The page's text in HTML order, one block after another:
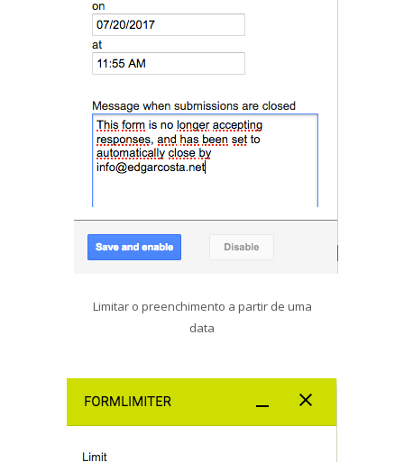
Limitar o preenchimento a partir de uma
data